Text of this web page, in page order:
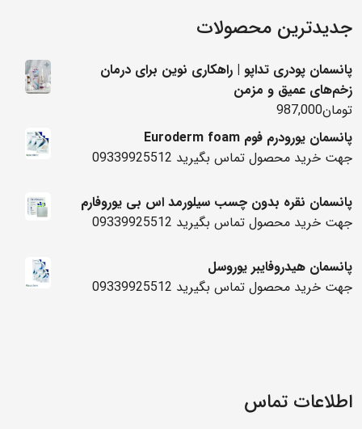
جدیدترین محصولات
پانسمان پودری تداپو | راهکاری نوین برای درمان
زخم‌های عمیق و مزمن
تومان987,000
پانسمان یورودرم فوم Euroderm foam
جهت خرید محصول تماس بگیرید 09339925512
پانسمان نقره بدون چسب سیلورمد اس بی یوروفارم
جهت خرید محصول تماس بگیرید 09339925512
پانسمان هیدروفایبر یوروسل
جهت خرید محصول تماس بگیرید 09339925512
اطلاعات تماس